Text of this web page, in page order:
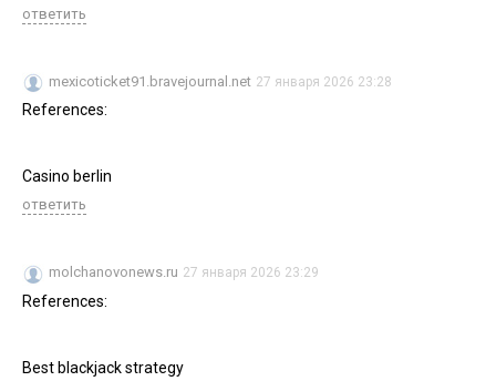
ответить
mexicoticket91.bravejournal.net 27 января 2026 23:28
References:
Casino berlin
ответить
molchanovonews.ru 27 января 2026 23:29
References:
Best blackjack strategy